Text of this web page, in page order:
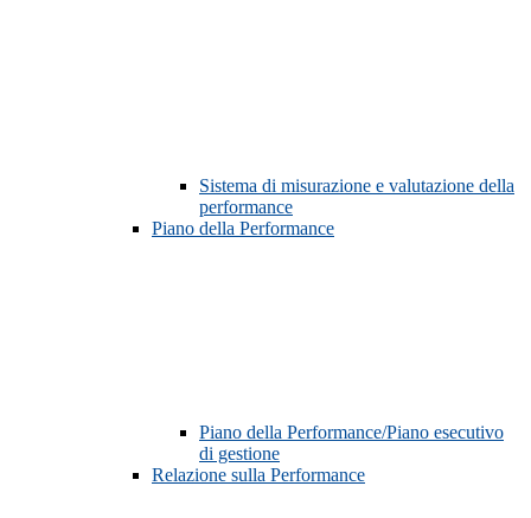
Sistema di misurazione e valutazione della
performance
Piano della Performance
Piano della Performance/Piano esecutivo
di gestione
Relazione sulla Performance